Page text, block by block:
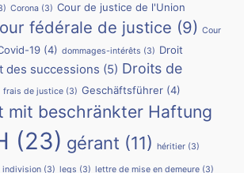
Corona (3) Cour de justice de l'Union
fédérale de justice (9) Cour
19 (4) dommages-intérêts (3) Droit
des successions (5) Droits de
frais de justice (3) Geschäftsführer (4)
mit beschränkter Haftung
(23) gérant (11) héritier (3)
indivision (3) legs (3) lettre de mise en demeure (3)